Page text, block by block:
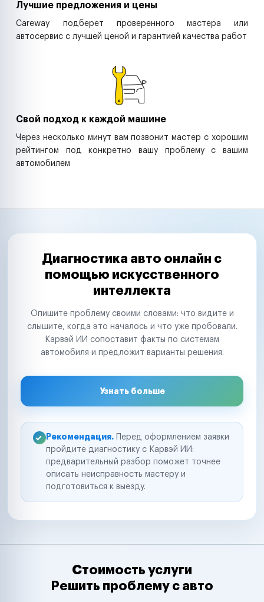
Лучшие предложения и цены
Careway подберет проверенного мастера или
автосервис с лучшей ценой и гарантией качества работ
Свой подход к каждой машине
Через несколько минут вам позвонит мастер с хорошим
рейтингом под конкретно вашу проблему с вашим
автомобилем
Диагностика авто онлайн с
помощью искусственного
интеллекта
Опишите проблему своими словами: что видите и
слышите, когда это началось и что уже пробовали.
Карвэй ИИ сопоставит факты по системам
автомобиля и предложит варианты решения.
Узнать больше
Рекомендация. Перед оформлением заявки
пройдите диагностику с Карвэй ИИ:
предварительный разбор поможет точнее
описать неисправность мастеру и
подготовиться к выезду.
Стоимость услуги
Решить проблему с авто